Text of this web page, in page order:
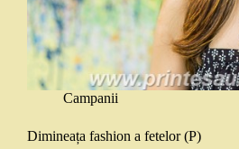
Campanii
Dimineața fashion a fetelor (P)